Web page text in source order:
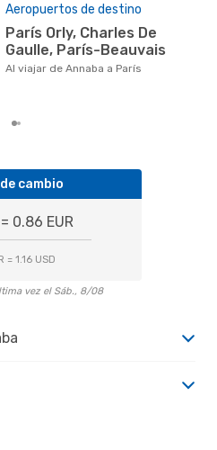
Aeropuertos de destino
París Orly, Charles De
Gaulle, París-Beauvais
Al viajar de Annaba a París
cambio
0.86 EUR
= 1.16 USD
vez el Sáb., 8/08